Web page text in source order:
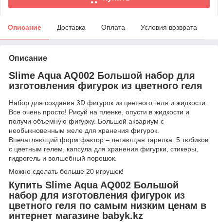
Описание Доставка Оплата Условия возврата
Описание
Slime Aqua AQ002 Большой набор для
изготовления фигурок из цветного геля
Набор для создания 3D фигурок из цветного геля и жидкости.
Все очень просто! Рисуй на пленке, опусти в жидкости и
получи объемную фигурку. Большой аквариум с
необыкновенным желе для хранения фигурок.
Впечатляющий форм фактор – летающая тарелка. 5 тюбиков
с цветным гелем, капсула для хранения фигурки, стикеры,
гидрогель и волшебный порошок.
Можно сделать больше 20 игрушек!
Купить Slime Aqua AQ002 Большой
набор для изготовления фигурок из
цветного геля по самым низким ценам в
интернет магазине babyk.kz